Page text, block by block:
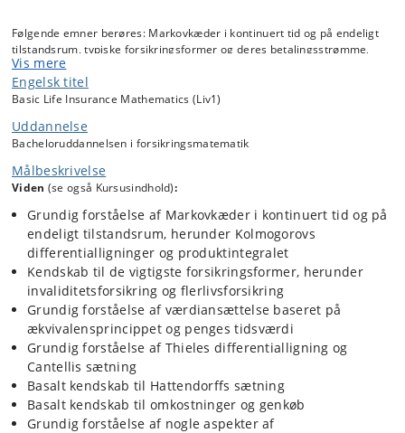
Følgende emner berøres: Markovkæder i kontinuert tid og på endeligt
tilstandsrum, typiske forsikringsformer og deres betalingsstrømme,
forventede cashflows og prospektive reserver, Thieles
differentialligning og Cantellis sætning, højereordensmomenter og
Hattendorffs sætning, inklusion af genkøbsoption henholdsvis
gennemsnitsrenteprodukt, markedsrenteprodukter (perspektivering).
Vis mere
Engelsk titel
Basic Life Insurance Mathematics (Liv1)
Uddannelse
Bacheloruddannelsen i forsikringsmatematik
Målbeskrivelse
Viden (se også Kursusindhold):
Grundig forståelse af Markovkæder i kontinuert tid og på
endeligt tilstandsrum, herunder Kolmogorovs
differentialligninger og produktintegralet
Kendskab til de vigtigste forsikringsformer, herunder
invaliditetsforsikring og flerlivsforsikring
Grundig forståelse af værdiansættelse baseret på
ækvivalensprincippet og penges tidsværdi
Grundig forståelse af Thieles differentialligning og
Cantellis sætning
Basalt kendskab til Hattendorffs sætning
Basalt kendskab til omkostninger og genkøb
Grundig forståelse af nogle aspekter af